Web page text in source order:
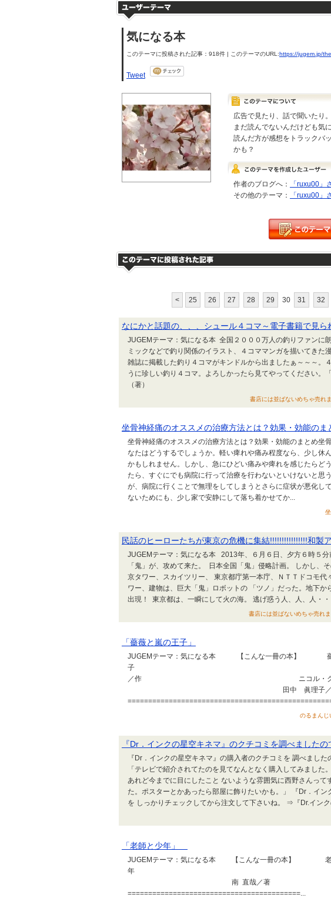
気になる本
このテーマに投稿された記事：918件 | このテーマのURL:https://jugem.jp/
Tweet
広告で見たり、話で聞いたり。
まだ読んでないんだけども気
読んだ方が感想をトラックバ
かも？
作者のブログへ：
「ruxu00」
その他のテーマ：
「ruxu00」
< 25 26 27 28 29 30 31 32
なにかと話題の、、、シュール４コマ～電子書籍で見ら
JUGEMテーマ：気になる本 全国２０００万人の釣りファンに
ミックなどで釣り関係のイラスト、４コママンガを描いてきた
雑誌に掲載した釣り４コマがキンドルから出ましたぁ～～～。
うに珍しい釣り４コマ。よろしかったら見てやってください。
（著）
書店には並ばないめちゃ売れ
坐骨神経痛のオススメの治療方法とは？効果・効能のま
坐骨神経痛のオススメの治療方法とは？効果・効能のまとめ坐
なたはどうするでしょうか。軽い痺れや痛み程度なら、少し休
かもしれません。しかし、急にひどい痛みや痺れを感じたらど
たら、すぐにでも病院に行って治療を行わないといけないと思
が、病院に行くことで無理をしてしまうとさらに症状が悪化し
ないためにも、少し家で安静にして落ち着かせてか...
民話のヒーローたちが東京の危機に集結!!!!!!!!!!!!!!!!和製
JUGEMテーマ：気になる本 2013年、６月６日、夕方６時５分
「鬼」が、攻めて来た。 日本全国「鬼」侵略計画。 しかし、
京タワー、スカイツリー、 東京都庁第一本庁、ＮＴＴドコモ代
ワー、建物は、巨大「鬼」ロボットの 「ツノ」だった。地下か
出現！ 東京都は、一瞬にして火の海。 逃げ惑う人、人、人・
書店には並ばないめちゃ売れ
「薔薇と嵐の王子」
JUGEMテーマ：気になる本 【こんな一冊の本】 薔
子 ジョルジュ
／作 ニコル・クラヴル
田中 眞理子／
のるまん
『Dr．インクの星空キネマ』のクチコミを調べました
『Dr．インクの星空キネマ』の購入者のクチコミを 調べまし
「テレビで紹介されてたのを見てなんとなく購入してみました
あれど今までに目にしたこと ないような雰囲気に西野さんって
た。ポスターとかあったら部屋に飾りたいかも。」 『Dr．イン
を しっかりチェックしてから注文して下さいね。 ⇒『Dr.イン
「老師と少年」
JUGEMテーマ：気になる本 【こんな一冊の本】 老
南 直哉／著
==========================================...